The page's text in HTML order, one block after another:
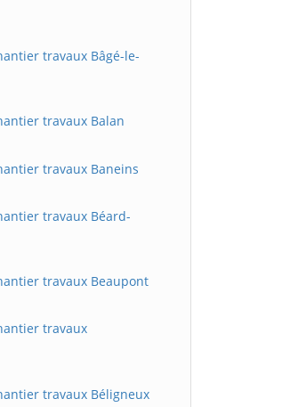
travaux Bâgé-le-
travaux Balan
travaux Baneins
travaux Béard-
travaux Beaupont
travaux
travaux Béligneux